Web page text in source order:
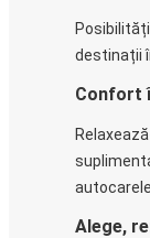
destinații
Confort
Alege,